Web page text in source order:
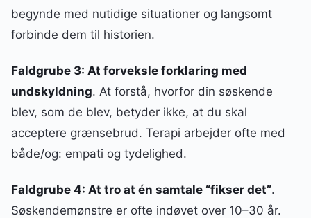
begynde med nutidige situationer og langsomt
forbinde dem til historien.
Faldgrube 3: At forveksle forklaring med
undskyldning. At forstå, hvorfor din søskende
blev, som de blev, betyder ikke, at du skal
acceptere grænsebrud. Terapi arbejder ofte med
både/og: empati og tydelighed.
Faldgrube 4: At tro at én samtale “fikser det”.
Søskendemønstre er ofte indøvet over 10–30 år.